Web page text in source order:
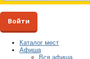
Войти
Каталог мест
Афиша
Вся афиша